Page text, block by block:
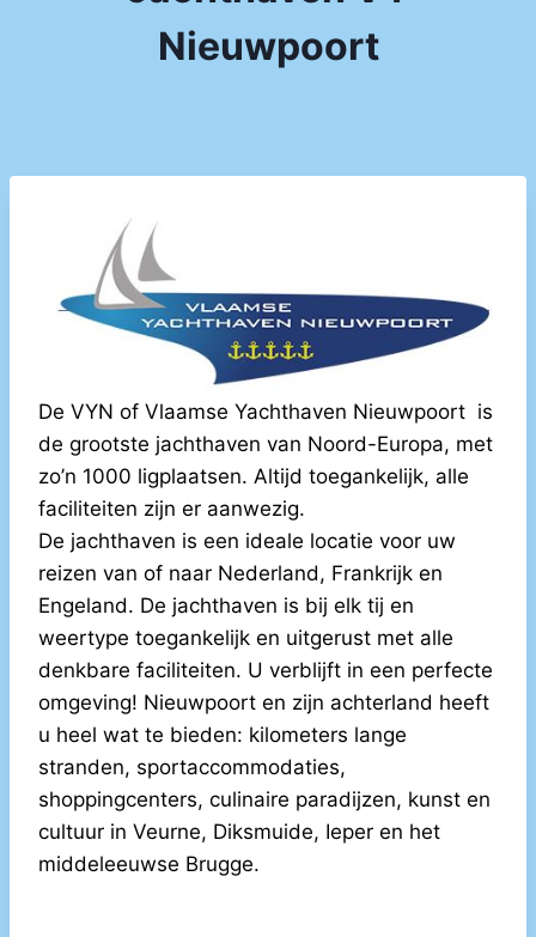
Nieuwpoort
De VYN of Vlaamse Yachthaven Nieuwpoort is
de grootste jachthaven van Noord-Europa, met
zo’n 1000 ligplaatsen. Altijd toegankelijk, alle
faciliteiten zijn er aanwezig.
De jachthaven is een ideale locatie voor uw
reizen van of naar Nederland, Frankrijk en
Engeland. De jachthaven is bij elk tij en
weertype toegankelijk en uitgerust met alle
denkbare faciliteiten. U verblijft in een perfecte
omgeving! Nieuwpoort en zijn achterland heeft
u heel wat te bieden: kilometers lange
stranden, sportaccommodaties,
shoppingcenters, culinaire paradijzen, kunst en
cultuur in Veurne, Diksmuide, Ieper en het
middeleeuwse Brugge.